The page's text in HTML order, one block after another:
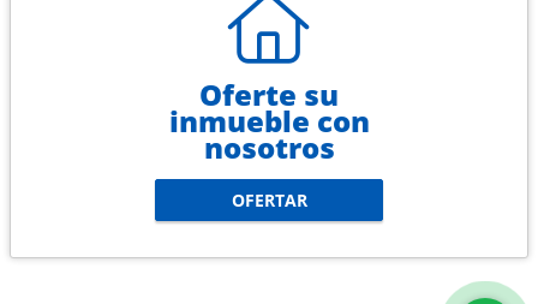
Oferte su
inmueble con
nosotros
OFERTAR